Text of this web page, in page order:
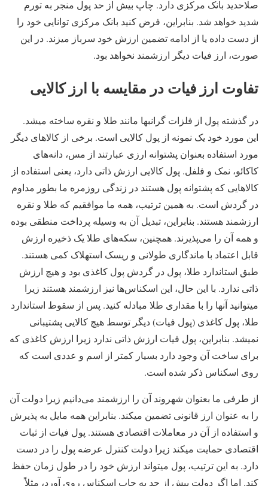
صلاحدید بانک مرکزی دارد. چاپ بیش از حد پول منجر به تورم
شدید خواهد شد. بنابراین، فرض کنید بانک مرکزی توانایی خود را
از دست داده یا از ادامه تضمین ارزش خود سرباز میزند. در این
صورت، ارز فیات دیگر ارزشمند نخواهد بود.
تفاوت ارز فیات در مقایسه با ارز کالایی
در گذشته پول از فلزات گرانبها مانند طلا و نقره ساخته میشد.
این مورد خود یک نمونه از پول کالایی است. برخی از کالاهای دیگر
مورد استفاده بعنوان پشتوانه ارزی عبارتند از مس، دانه‌های
کاکائو، نمک و فلفل. پول کالایی ارزش ذاتی دارد، یعنی استفاده از
کالاهایی که پشتوانه پول هستند در زندگی روزمره ما بطور مداوم
در گردش است. به همین ترتیب، همه ما موافقیم که طلا و نقره
ارزشمند هستند. بنابراین، تبدیل آن به وسیله پرداخت منطقی بوده
و همه آن را می‌پذیرند. همچنین، سکه‌های طلا یک ذخیره ارزش
قابل اعتماد با ماندگاری طولانی و ریسک استهلاک کمی هستند.
طبق استاندارد طلا، پول در گردش پول کاغذی بود و هیچ ارزش
ذاتی ندارد. با این حال، این اسکناس‌ها نیز ارزشمند هستند زیرا
میتوانید آنها را با مقداری طلا مبادله کنید. پس از سقوط استاندارد
طلا، پول کاغذی (پول فیات) دیگر توسط هیچ کالایی پشتیبانی
نمیشد. بنابراین، پول فیات ارزش ذاتی ندارد زیرا ارزش کاغذی که
برای ساخت آن وجود دارد بسیار کمتر از اسم و عددی است که
روی اسکناس ذکر شده است.
از طرفی ما بعنوان شهروند آن را ارزشمند می‌دانیم زیرا دولت آن
را به عنوان ارز قانونی تضمین میکند. بنابراین همه مایل به پذیرش
و استفاده از آن در معاملات اقتصادی هستند. پول فیات از ثبات
اقتصادی حمایت میکند زیرا دولت کنترل عرضه پول را در دست
دارد. به این ترتیب، پول میتواند ارزش خود را در طول زمان حفظ
کند. اما اگر دولت بیش از حد به چاپ اسکناس روی آورد، مثلاً